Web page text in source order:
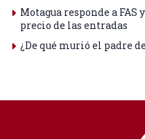
Motagua responde a
precio de las entradas
¿De qué murió el padre